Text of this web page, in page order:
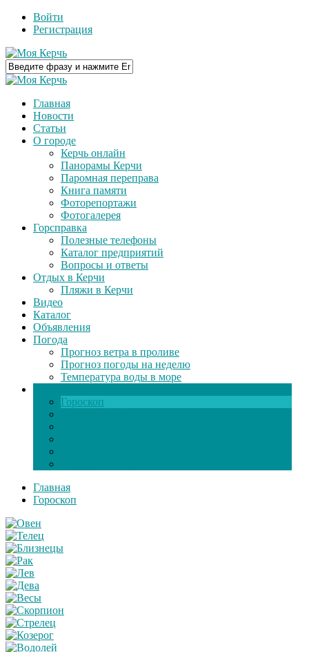
Войти
Регистрация
Главная
Новости
Статьи
О городе
Керчь онлайн
Панорамы Керчи
Паромная переправа
Книга памяти
Фоторепортажи
Фотогалерея
Горсправка
Полезные телефоны
Каталог предприятий
Вопросы и ответы
Отдых в Керчи
Пляжи в Керчи
Видео
Каталог
Объявления
Погода
Прогноз ветра в проливе
Прогноз погоды на неделю
Температура воды в море
Гороскоп
Главная
Гороскоп